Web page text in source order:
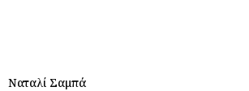
Ναταλί Σαμπά